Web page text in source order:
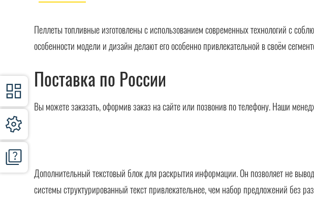
Пеллеты топливные изготовлены с использованием современных технологий с
особенности модели и дизайн делают его особенно привлекательной в своём
Поставка по России
Вы можете заказать, оформив заказ на сайте или позвонив по телефону. Наши
Дополнительный текстовый блок для раскрытия информации. Он позволяет не
системы структурированный текст привлекательнее, чем набор предложений без